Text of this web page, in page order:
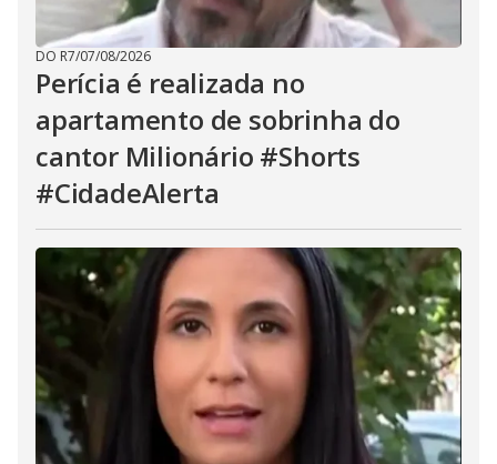
DO R7/07/08/2026
Perícia é realizada no
apartamento de sobrinha do
cantor Milionário #Shorts
#CidadeAlerta